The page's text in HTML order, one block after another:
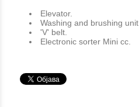
Elevator.
Washing and brushing unit.
'V' belt.
Electronic sorter Mini cc.